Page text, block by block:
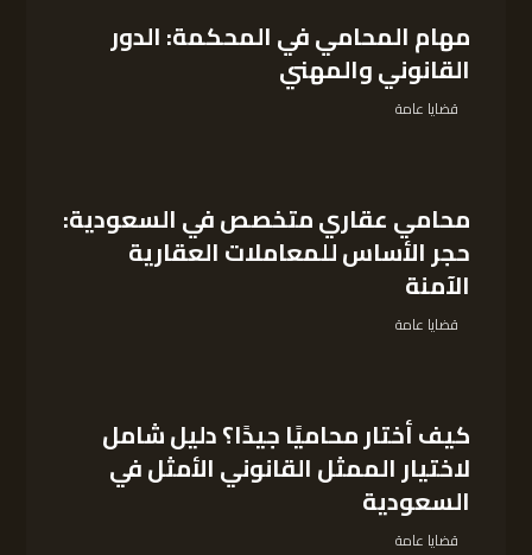
مهام المحامي في المحكمة: الدور
القانوني والمهني
قضايا عامة
محامي عقاري متخصص في السعودية:
حجر الأساس للمعاملات العقارية
الآمنة
قضايا عامة
كيف أختار محاميًا جيدًا؟ دليل شامل
لاختيار الممثل القانوني الأمثل في
السعودية
قضايا عامة